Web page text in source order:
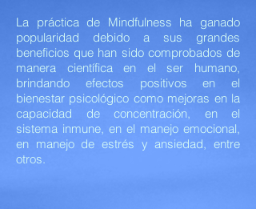
La práctica de Mindfulness ha ganado
popularidad debido a sus grandes
beneficios que han sido comprobados de
manera científica en el ser humano,
brindando efectos positivos en el
bienestar psicológico como mejoras en la
capacidad de concentración, en el
sistema inmune, en el manejo emocional,
en manejo de estrés y ansiedad, entre
otros.